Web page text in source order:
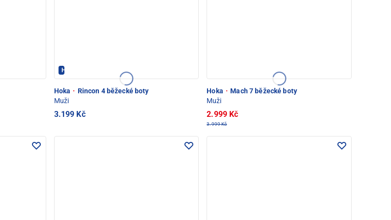
Hoka - PEC POD SNĚŽKOU
Hoka · Rincon 4 běžecké boty
Muži
3.199 Kč
Hoka · Mach 7 běžecké boty
Muži
2.999 Kč
3.999 Kč